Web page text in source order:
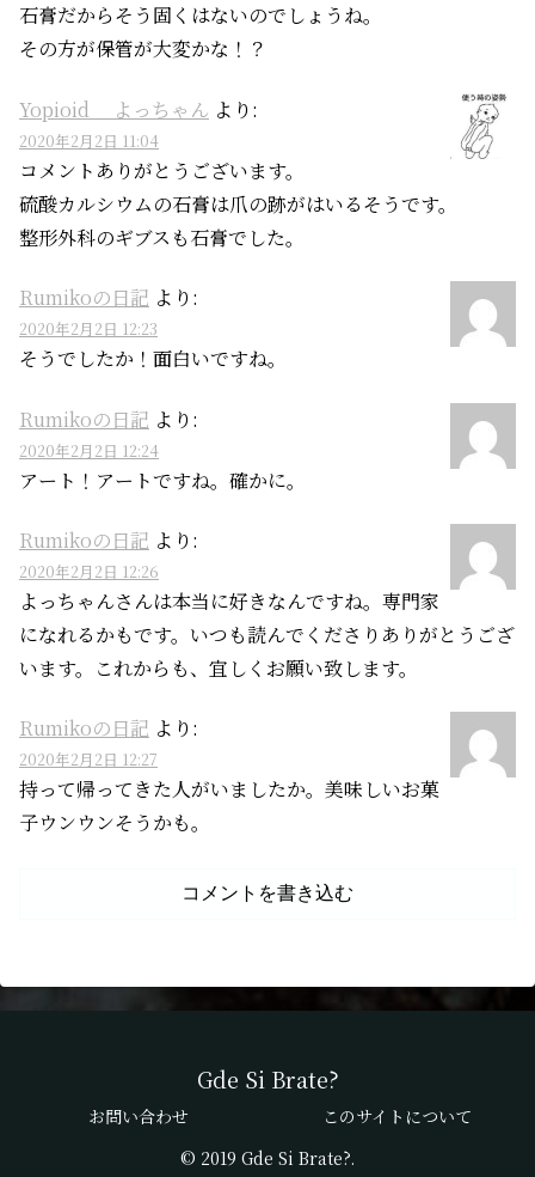
石膏だからそう固くはないのでしょうね。
その方が保管が大変かな！？
Yopioid よっちゃん より:
2020年2月2日 11:04
コメントありがとうございます。
硫酸カルシウムの石膏は爪の跡がはいるそうです。
整形外科のギブスも石膏でした。
Rumikoの日記 より:
2020年2月2日 12:23
そうでしたか！面白いですね。
Rumikoの日記 より:
2020年2月2日 12:24
アート！アートですね。確かに。
Rumikoの日記 より:
2020年2月2日 12:26
よっちゃんさんは本当に好きなんですね。専門家
になれるかもです。いつも読んでくださりありがとうござ
います。これからも、宜しくお願い致します。
Rumikoの日記 より:
2020年2月2日 12:27
持って帰ってきた人がいましたか。美味しいお菓
子ウンウンそうかも。
コメントを書き込む
Gde Si Brate?
お問い合わせ
このサイトについて
© 2019 Gde Si Brate?.